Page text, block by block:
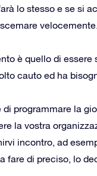
lo stesso e se si
velocemente.
è quello di
cauto ed ha
programmare la
la vostra
incontro, ad
fare di preciso, lo